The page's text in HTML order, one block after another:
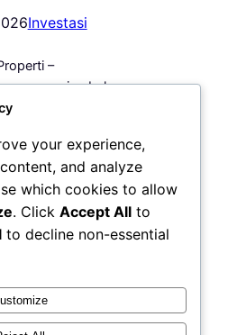
Investasi
–
pensiun bukan
kebutuhan. Di
setiap tahun,
mulai mencari
yang stabil dan
satu pilihan yang
adalah
untuk pensiun.
jangka panjang…
your experience,
and analyze
which cookies to allow
. Click Accept All to
to decline non-essential